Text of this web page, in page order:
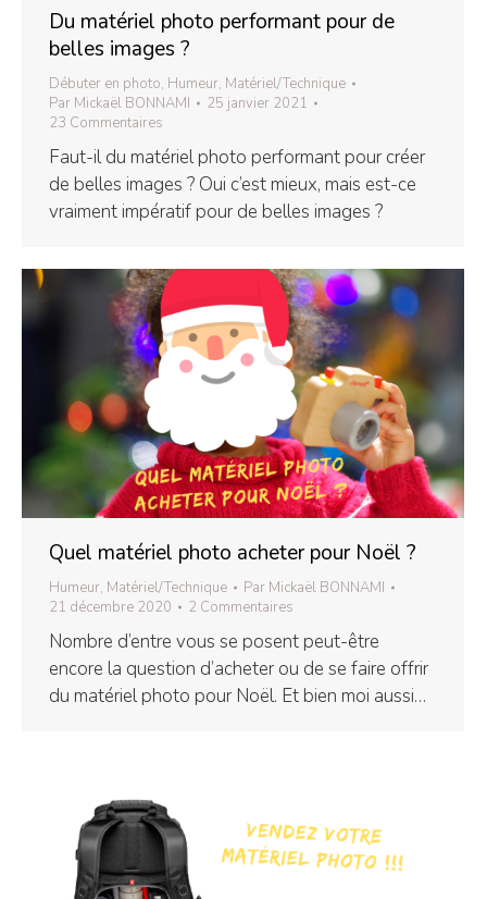
Du matériel photo performant pour de
belles images ?
Débuter en photo, Humeur, Matériel/Technique
Par Mickaël BONNAMI
25 janvier 2021
23 Commentaires
Faut-il du matériel photo performant pour créer
de belles images ? Oui c’est mieux, mais est-ce
vraiment impératif pour de belles images ?
Quel matériel photo acheter pour Noël ?
Humeur, Matériel/Technique Par Mickaël BONNAMI
21 décembre 2020
2 Commentaires
Nombre d’entre vous se posent peut-être
encore la question d’acheter ou de se faire offrir
du matériel photo pour Noël. Et bien moi aussi…